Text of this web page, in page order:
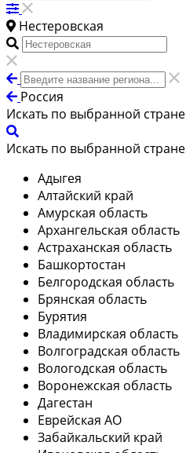
Нестеровская
Россия
Искать по выбранной стране
Искать по выбранной стране
Адыгея
Алтайский край
Амурская область
Архангельская область
Астраханская область
Башкортостан
Белгородская область
Брянская область
Бурятия
Владимирская область
Волгоградская область
Вологодская область
Воронежская область
Дагестан
Еврейская АО
Забайкальский край